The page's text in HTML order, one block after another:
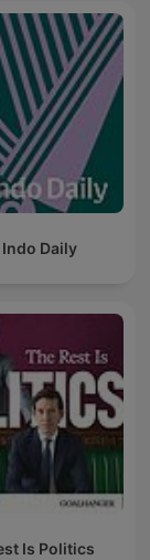
Daily
Is Politics